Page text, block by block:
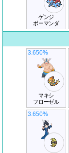
ゲンジ
ボーマンダ
マキシ
フローゼル
3.650%
3.650%